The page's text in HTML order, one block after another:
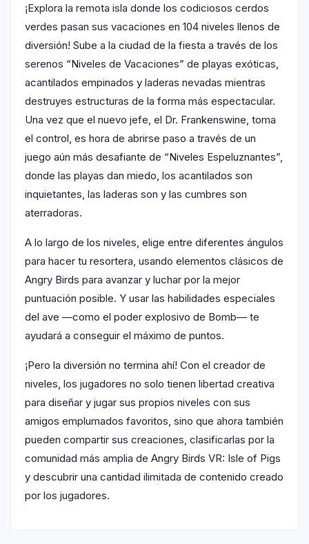
¡Explora la remota isla donde los codiciosos cerdos
verdes pasan sus vacaciones en 104 niveles llenos de
diversión! Sube a la ciudad de la fiesta a través de los
serenos “Niveles de Vacaciones” de playas exóticas,
acantilados empinados y laderas nevadas mientras
destruyes estructuras de la forma más espectacular.
Una vez que el nuevo jefe, el Dr. Frankenswine, toma
el control, es hora de abrirse paso a través de un
juego aún más desafiante de “Niveles Espeluznantes”,
donde las playas dan miedo, los acantilados son
inquietantes, las laderas son y las cumbres son
aterradoras.
A lo largo de los niveles, elige entre diferentes ángulos
para hacer tu resortera, usando elementos clásicos de
Angry Birds para avanzar y luchar por la mejor
puntuación posible. Y usar las habilidades especiales
del ave —como el poder explosivo de Bomb— te
ayudará a conseguir el máximo de puntos.
¡Pero la diversión no termina ahí! Con el creador de
niveles, los jugadores no solo tienen libertad creativa
para diseñar y jugar sus propios niveles con sus
amigos emplumados favoritos, sino que ahora también
pueden compartir sus creaciones, clasificarlas por la
comunidad más amplia de Angry Birds VR: Isle of Pigs
y descubrir una cantidad ilimitada de contenido creado
por los jugadores.